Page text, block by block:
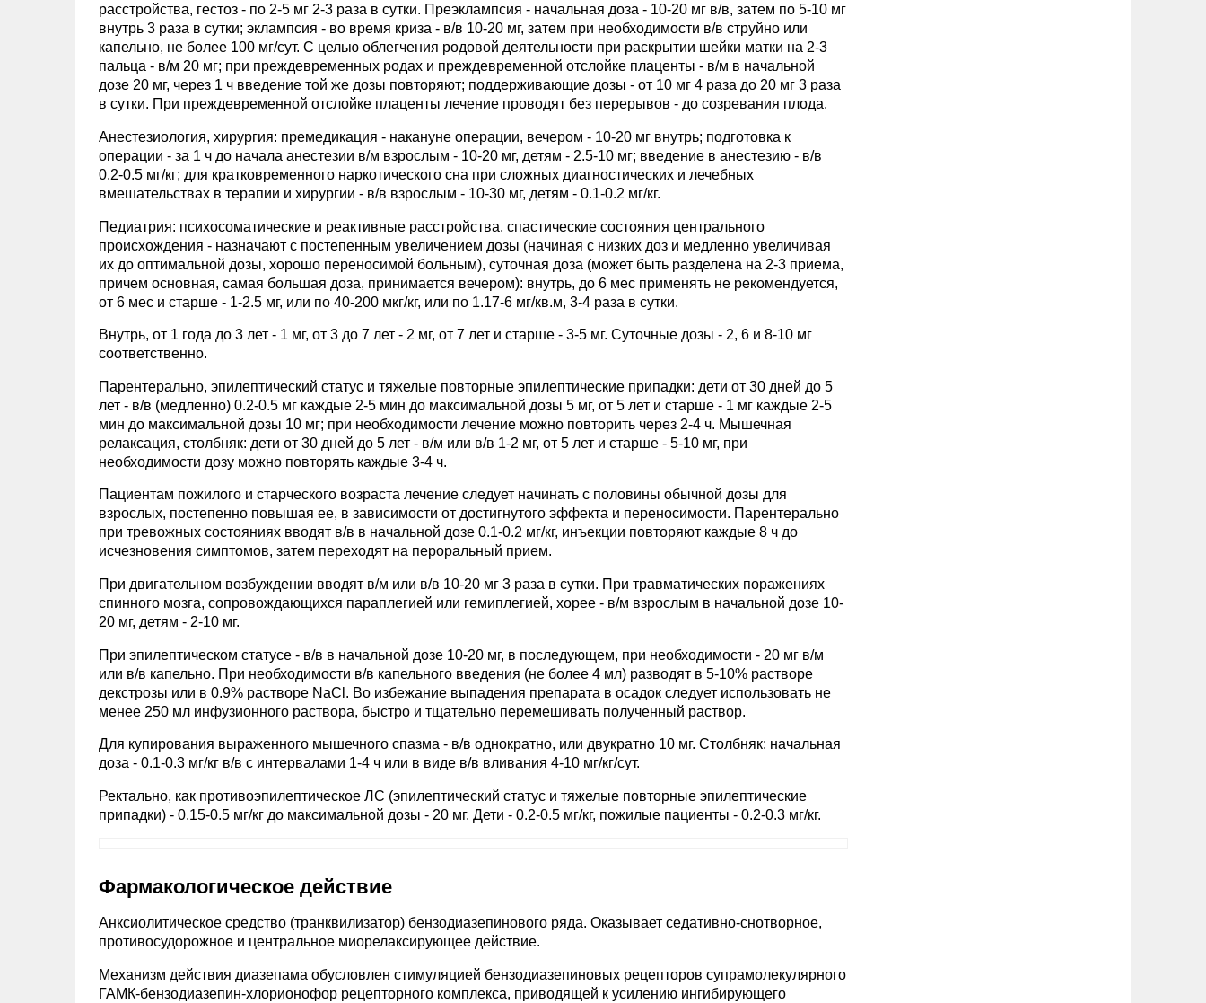
расстройства, гестоз - по 2-5 мг 2-3 раза в сутки. Преэклампсия - начальная доза - 10-20 мг в/в, затем по 5-10 мг
внутрь 3 раза в сутки; эклампсия - во время криза - в/в 10-20 мг, затем при необходимости в/в струйно или
капельно, не более 100 мг/сут. С целью облегчения родовой деятельности при раскрытии шейки матки на 2-3
пальца - в/м 20 мг; при преждевременных родах и преждевременной отслойке плаценты - в/м в начальной
дозе 20 мг, через 1 ч введение той же дозы повторяют; поддерживающие дозы - от 10 мг 4 раза до 20 мг 3 раза
в сутки. При преждевременной отслойке плаценты лечение проводят без перерывов - до созревания плода.
Анестезиология, хирургия: премедикация - накануне операции, вечером - 10-20 мг внутрь; подготовка к
операции - за 1 ч до начала анестезии в/м взрослым - 10-20 мг, детям - 2.5-10 мг; введение в анестезию - в/в
0.2-0.5 мг/кг; для кратковременного наркотического сна при сложных диагностических и лечебных
вмешательствах в терапии и хирургии - в/в взрослым - 10-30 мг, детям - 0.1-0.2 мг/кг.
Педиатрия: психосоматические и реактивные расстройства, спастические состояния центрального
происхождения - назначают с постепенным увеличением дозы (начиная с низких доз и медленно увеличивая
их до оптимальной дозы, хорошо переносимой больным), суточная доза (может быть разделена на 2-3 приема,
причем основная, самая большая доза, принимается вечером): внутрь, до 6 мес применять не рекомендуется,
от 6 мес и старше - 1-2.5 мг, или по 40-200 мкг/кг, или по 1.17-6 мг/кв.м, 3-4 раза в сутки.
Внутрь, от 1 года до 3 лет - 1 мг, от 3 до 7 лет - 2 мг, от 7 лет и старше - 3-5 мг. Суточные дозы - 2, 6 и 8-10 мг
соответственно.
Парентерально, эпилептический статус и тяжелые повторные эпилептические припадки: дети от 30 дней до 5
лет - в/в (медленно) 0.2-0.5 мг каждые 2-5 мин до максимальной дозы 5 мг, от 5 лет и старше - 1 мг каждые 2-5
мин до максимальной дозы 10 мг; при необходимости лечение можно повторить через 2-4 ч. Мышечная
релаксация, столбняк: дети от 30 дней до 5 лет - в/м или в/в 1-2 мг, от 5 лет и старше - 5-10 мг, при
необходимости дозу можно повторять каждые 3-4 ч.
Пациентам пожилого и старческого возраста лечение следует начинать с половины обычной дозы для
взрослых, постепенно повышая ее, в зависимости от достигнутого эффекта и переносимости. Парентерально
при тревожных состояниях вводят в/в в начальной дозе 0.1-0.2 мг/кг, инъекции повторяют каждые 8 ч до
исчезновения симптомов, затем переходят на пероральный прием.
При двигательном возбуждении вводят в/м или в/в 10-20 мг 3 раза в сутки. При травматических поражениях
спинного мозга, сопровождающихся параплегией или гемиплегией, хорее - в/м взрослым в начальной дозе 10-
20 мг, детям - 2-10 мг.
При эпилептическом статусе - в/в в начальной дозе 10-20 мг, в последующем, при необходимости - 20 мг в/м
или в/в капельно. При необходимости в/в капельного введения (не более 4 мл) разводят в 5-10% растворе
декстрозы или в 0.9% растворе NaCl. Во избежание выпадения препарата в осадок следует использовать не
менее 250 мл инфузионного раствора, быстро и тщательно перемешивать полученный раствор.
Для купирования выраженного мышечного спазма - в/в однократно, или двукратно 10 мг. Столбняк: начальная
доза - 0.1-0.3 мг/кг в/в с интервалами 1-4 ч или в виде в/в вливания 4-10 мг/кг/сут.
Ректально, как противоэпилептическое ЛС (эпилептический статус и тяжелые повторные эпилептические
припадки) - 0.15-0.5 мг/кг до максимальной дозы - 20 мг. Дети - 0.2-0.5 мг/кг, пожилые пациенты - 0.2-0.3 мг/кг.
Фармакологическое действие
Анксиолитическое средство (транквилизатор) бензодиазепинового ряда. Оказывает седативно-снотворное,
противосудорожное и центральное миорелаксирующее действие.
Механизм действия диазепама обусловлен стимуляцией бензодиазепиновых рецепторов супрамолекулярного
ГАМК-бензодиазепин-хлорионофор рецепторного комплекса, приводящей к усилению ингибирующего